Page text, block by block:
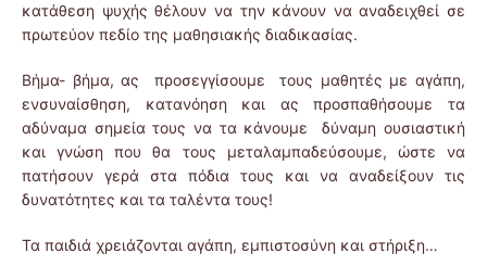
κατάθεση ψυχής θέλουν να την κάνουν να αναδειχθεί σε
πρωτεύον πεδίο της μαθησιακής διαδικασίας.
Βήμα- βήμα, ας προσεγγίσουμε τους μαθητές με αγάπη,
ενσυναίσθηση, κατανόηση και ας προσπαθήσουμε τα
αδύναμα σημεία τους να τα κάνουμε δύναμη ουσιαστική
και γνώση που θα τους μεταλαμπαδεύσουμε, ώστε να
πατήσουν γερά στα πόδια τους και να αναδείξουν τις
δυνατότητες και τα ταλέντα τους!
Τα παιδιά χρειάζονται αγάπη, εμπιστοσύνη και στήριξη…